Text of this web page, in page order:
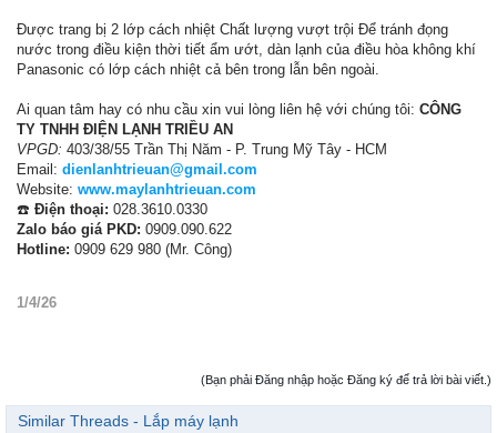
Được trang bị 2 lớp cách nhiệt Chất lượng vượt trội Để tránh đọng
nước trong điều kiện thời tiết ẩm ướt, dàn lạnh của điều hòa không khí
Panasonic có lớp cách nhiệt cả bên trong lẫn bên ngoài.
Ai quan tâm hay có nhu cầu xin vui lòng liên hệ với chúng tôi: CÔNG
TY TNHH ĐIỆN LẠNH TRIỀU AN
VPGD: 403/38/55 Trần Thị Năm - P. Trung Mỹ Tây - HCM
Email: dienlanhtrieuan@gmail.com
Website: www.maylanhtrieuan.com
☎️ Điện thoại: 028.3610.0330
Zalo báo giá PKD: 0909.090.622
Hotline: 0909 629 980 (Mr. Công)
1/4/26
(Bạn phải Đăng nhập hoặc Đăng ký để trả lời bài viết.)
Similar Threads - Lắp máy lạnh